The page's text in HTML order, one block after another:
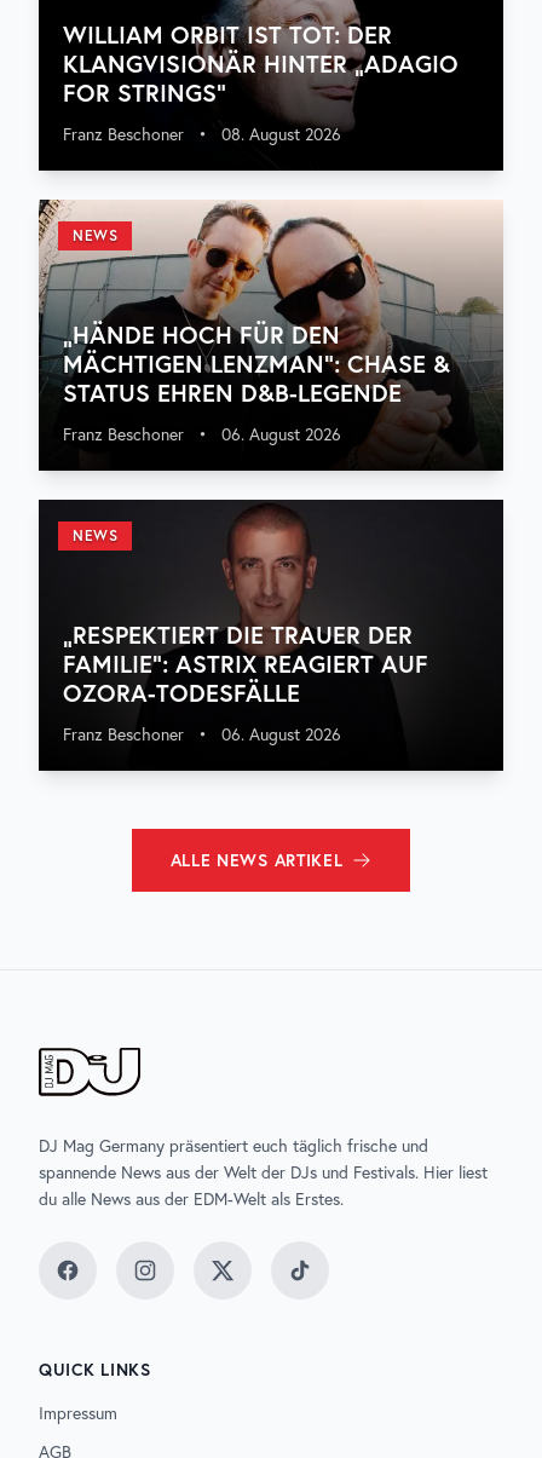
WILLIAM ORBIT IST TOT: DER
KLANGVISIONÄR HINTER „ADAGIO
FOR STRINGS“
Franz Beschoner • 08. August 2026
NEWS
„HÄNDE HOCH FÜR DEN
MÄCHTIGEN LENZMAN“: CHASE &
STATUS EHREN D&B-LEGENDE
Franz Beschoner • 06. August 2026
NEWS
„RESPEKTIERT DIE TRAUER DER
FAMILIE“: ASTRIX REAGIERT AUF
OZORA-TODESFÄLLE
Franz Beschoner • 06. August 2026
ALLE NEWS ARTIKEL
DJ Mag Germany präsentiert euch täglich frische und
spannende News aus der Welt der DJs und Festivals. Hier liest
du alle News aus der EDM-Welt als Erstes.
FacebookInstagramTwitter TikTok
QUICK LINKS
Impressum
AGB